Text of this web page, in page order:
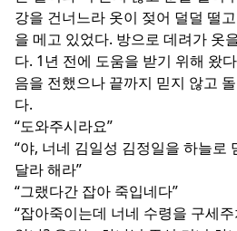
강을 건너느라 옷이 젖어 덜덜 떨
을 메고 있었다. 방으로 데려가 옷
다. 1년 전에 도움을 받기 위해 왔
음을 전했으나 끝까지 믿지 않고
다.
“도와주시라요”
“야, 너네 김일성 김정일을 하늘로
달라 해라”
“그랬다간 잡아 죽입네다”
“잡아죽이는데 너네 수령을 구세